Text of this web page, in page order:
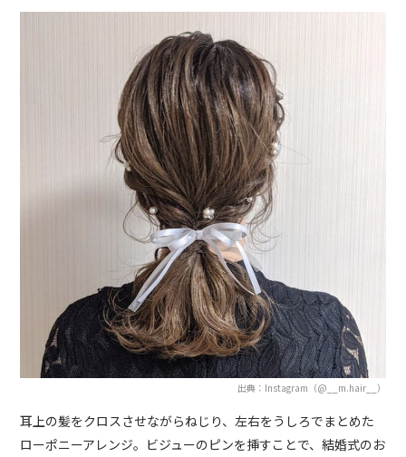
出典：Instagram（@__m.hair__）
耳上の髪をクロスさせながらねじり、左右をうしろでまとめた
ローポニーアレンジ。ビジューのピンを挿すことで、結婚式のお